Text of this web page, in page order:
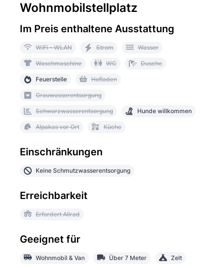
Wohnmobilstellplatz
Im Preis enthaltene Ausstattung
WiFi - WLAN Strom Wasser
Waschmaschine WC Dusche
Feuerstelle Hofladen
Grauwasserentsorgung
Schwarzwasserentsorgung Hunde willkommen
Alpakas vor Ort Küche
Einschränkungen
Keine Schmutzwasserentsorgung
Erreichbarkeit
Erfordert Allrad
Geeignet für
Wohnmobil & Van Über 7 Meter Zelt